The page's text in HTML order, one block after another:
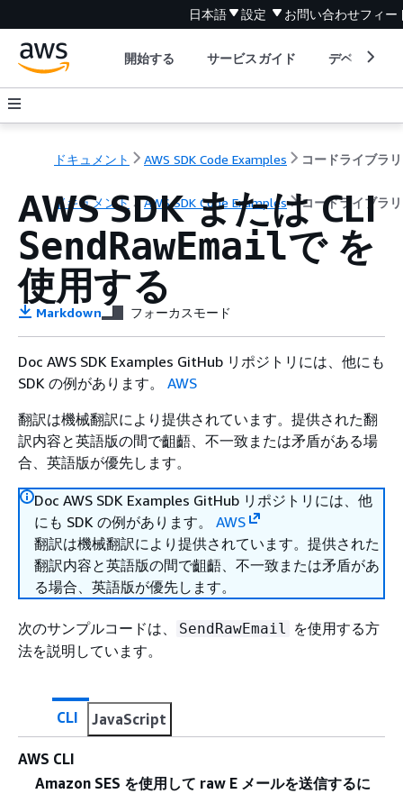
日本語 設定 お問い合わせフィー
開始する サービスガイド デベロッパ
ドキュメント AWS SDK Code Examples コードライブラリ
ドキュメント AWS SDK Code Examples コードライブラリ
AWS SDK または CLI
SendRawEmailで を
使用する
Markdown フォーカスモード
Doc AWS SDK Examples GitHub リポジトリには、他にも
SDK の例があります。 AWS
翻訳は機械翻訳により提供されています。提供された翻
訳内容と英語版の間で齟齬、不一致または矛盾がある場
合、英語版が優先します。
Doc AWS SDK Examples GitHub リポジトリには、他
にも SDK の例があります。 AWS
翻訳は機械翻訳により提供されています。提供された
翻訳内容と英語版の間で齟齬、不一致または矛盾があ
る場合、英語版が優先します。
次のサンプルコードは、 SendRawEmail を使用する方
法を説明しています。
CLI JavaScript
AWS CLI
Amazon SES を使用して raw E メールを送信するに